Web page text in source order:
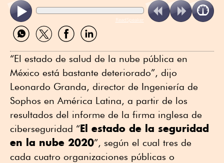
ReadSpeaker
Compartir
por
Compartir
por
Compartir
por
Compartir
por
“El estado de salud de la nube pública en
México está bastante deteriorado”, dijo
Leonardo Granda, director de Ingeniería de
Sophos en América Latina, a partir de los
resultados del informe de la firma inglesa de
ciberseguridad “El estado de la seguridad
en la nube 2020”, según el cual tres de
cada cuatro organizaciones públicas o